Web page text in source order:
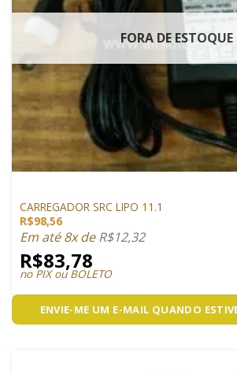
FORA DE ESTOQUE
CARREGADOR SRC LIPO 11.1
R$98,56
Em até 8x deR$12,32
R$83,78
no PIX ou BOLETO
ENVIE-ME UM E-MAIL QUANDO